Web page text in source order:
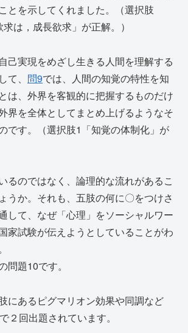
とを示してくれました。（選択肢
は，成長欲求」が正解。）
己実現をめざし生きる人間を理解する
、 問9では、人間の知覚の特性を知
は、外界を客観的に把握するものだけ
界を全体としてまとめ上げるようなそ
です。（選択肢1「知覚の体制化」が
るのではなく、論理的な流れがあるこ
うか。それも、五肢の何に〇をつけさ
して、なぜ「心理」をソーシャルワー
家試験が伝えようとしていることがわ
問題10です。
にあるピグマリオン効果や同調など
２回出題されています。